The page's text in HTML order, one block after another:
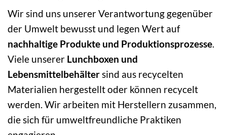
Wir sind uns unserer Verantwortung gegenüber
der Umwelt bewusst und legen Wert auf
nachhaltige Produkte und Produktionsprozesse
Viele unserer Lunchboxen und
Lebensmittelbehälter sind aus recycelten
Materialien hergestellt oder können recycelt
werden. Wir arbeiten mit Herstellern zusammen,
die sich für umweltfreundliche Praktiken